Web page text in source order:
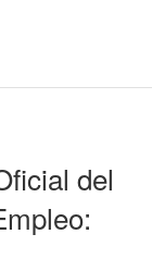
del